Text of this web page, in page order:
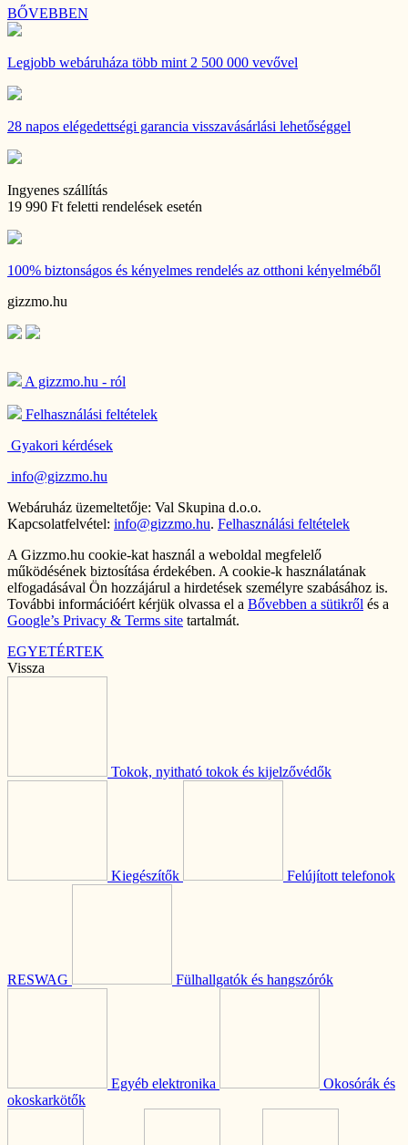
BŐVEBBEN
Legjobb webáruháza több mint 2 500 000 vevővel
28 napos elégedettségi garancia visszavásárlási lehetőséggel
Ingyenes szállítás
19 990 Ft feletti rendelések esetén
100% biztonságos és kényelmes rendelés az otthoni kényelméből
gizzmo.hu
A gizzmo.hu - ról
Felhasználási feltételek
Gyakori kérdések
info@gizzmo.hu
Webáruház üzemeltetője: Val Skupina d.o.o.
Kapcsolatfelvétel: info@gizzmo.hu. Felhasználási feltételek
A Gizzmo.hu cookie-kat használ a weboldal megfelelő
működésének biztosítása érdekében. A cookie-k használatának
elfogadásával Ön hozzájárul a hirdetések személyre szabásához is.
További információért kérjük olvassa el a Bővebben a sütikről és a
Google’s Privacy & Terms site tartalmát.
EGYETÉRTEK
Vissza
Tokok, nyitható tokok és kijelzővédők
Kiegészítők Felújított telefonok
RESWAG Fülhallgatók és hangszórók
Egyéb elektronika
Okosórák és
okoskarkötők